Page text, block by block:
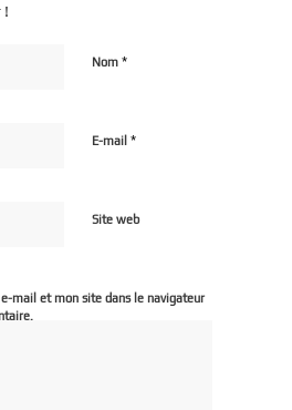
!
Nom*
E-mail*
Site web
mail et mon site dans le navigateur